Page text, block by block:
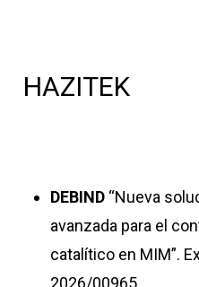
HAZITEK
DEBIND “Nueva
avanzada para el
catalítico en MIM”.
2026/00965